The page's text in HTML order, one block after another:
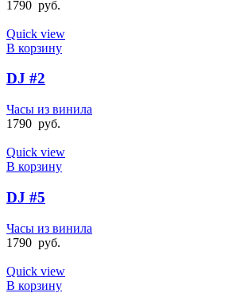
1790 руб.
Quick view
В корзину
DJ #2
Часы из винила
1790 руб.
Quick view
В корзину
DJ #5
Часы из винила
1790 руб.
Quick view
В корзину